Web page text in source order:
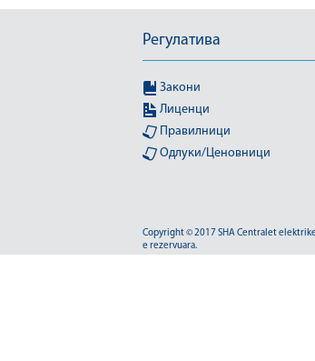
Регулатива
Закони
Лиценци
Правилници
Одлуки/Ценовници
Copyright © 2017 SHA Centralet
e rezervuara.